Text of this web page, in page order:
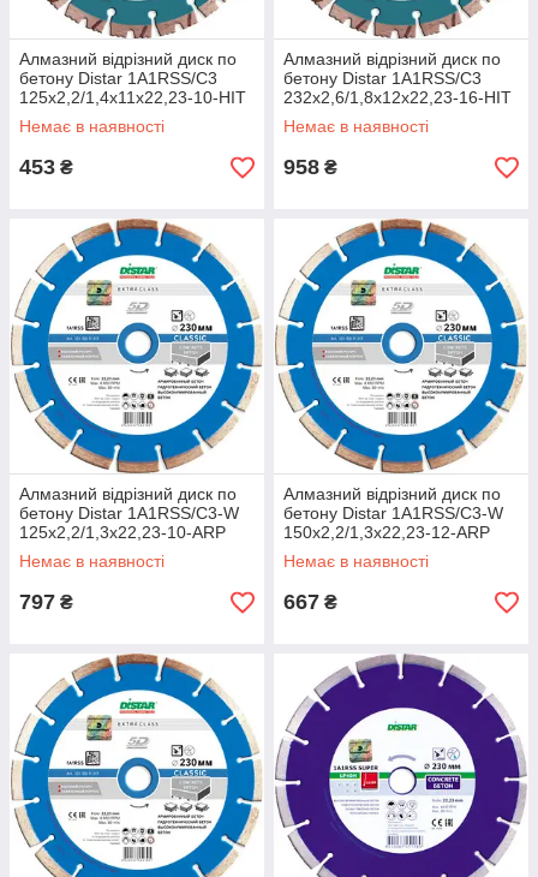
Алмазний відрізний диск по
бетону Distar 1A1RSS/C3
125x2,2/1,4x11x22,23-10-HIT
Technic Advanced
Немає в наявності
453 ₴
Алмазний відрізний диск по
бетону Distar 1A1RSS/C3
232x2,6/1,8x12x22,23-16-HIT
Technic Advanced
Немає в наявності
958 ₴
Алмазний відрізний диск по
бетону Distar 1A1RSS/C3-W
125x2,2/1,3x22,23-10-ARP
32x2,2x8+2 R52,5 Classic
Немає в наявності
797 ₴
Алмазний відрізний диск по
бетону Distar 1A1RSS/C3-W
150x2,2/1,3x22,23-12-ARP
32x2,2x8+2 R65 Classic
Немає в наявності
667 ₴